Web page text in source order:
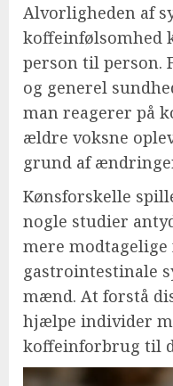
Alvorligheden af
koffeinfølsomhed
person til person.
og generel
man reagerer på
ældre voksne
grund af
Kønsforskelle
nogle studier
mere modtagelige
gastrointestinale
mænd. At forstå
hjælpe individer
koffeinforbrug til